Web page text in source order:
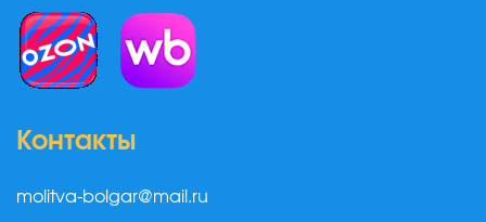
Контакты
molitva-bolgar@mail.ru